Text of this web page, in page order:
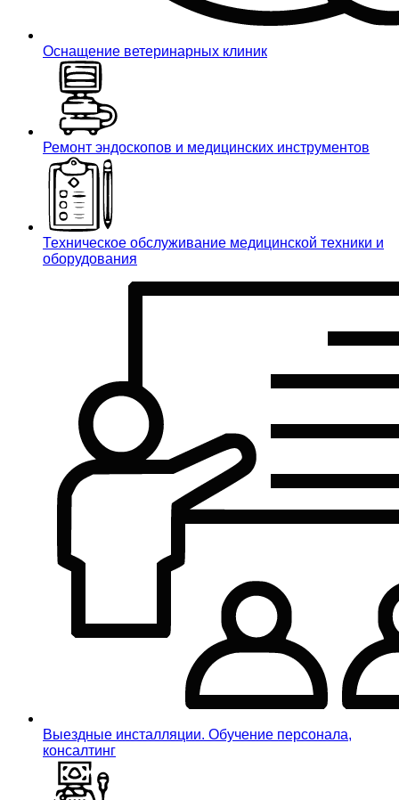
Оснащение ветеринарных клиник
Ремонт эндоскопов и медицинских инструментов
Техническое обслуживание медицинской техники и
оборудования
Выездные инсталляции. Обучение персонала,
консалтинг